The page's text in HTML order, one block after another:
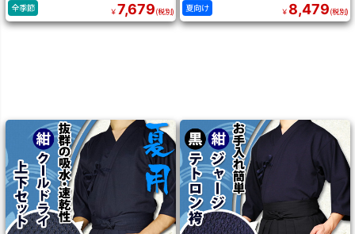
￥7,679(税別)
全季節 ￥ 8,479(税別)
夏向け